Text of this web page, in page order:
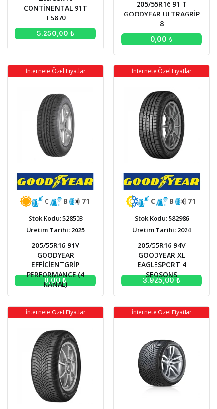
CONTİNENTAL 91T
TS870
5.250,00 ₺
205/55R16 91 T
GOODYEAR ULTRAGRİP
8
0,00 ₺
İnternete Özel Fiyatlar
C B 71
Stok Kodu: 528503
Üretim Tarihi: 2025
205/55R16 91V
GOODYEAR
EFFİCİENTGRİP
PERFORMANCE (4
KANAL)
0,00 ₺
İnternete Özel Fiyatlar
C B 71
Stok Kodu: 582986
Üretim Tarihi: 2024
205/55R16 94V
GOODYEAR XL
EAGLESPORT 4
SEOSONS
3.925,00 ₺
İnternete Özel Fiyatlar İnternete Özel Fiyatlar